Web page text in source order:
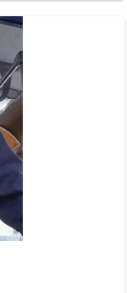
दंबगों ने घर में घूसकर
550